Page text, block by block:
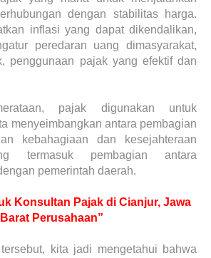
dengan stabilitas harga.
inflasi yang dapat dikendalikan,
peredaran uang dimasyarakat,
penggunaan pajak yang efektif dan
pajak digunakan untuk
menyeimbangkan antara pembagian
kebahagiaan dan kesejahteraan
termasuk pembagian antara
pemerintah daerah.
Konsultan Pajak di Cianjur, Jawa
Barat Perusahaan”
kita jadi mengetahui bahwa